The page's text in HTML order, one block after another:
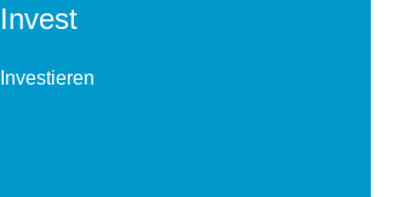
Invest
Investieren